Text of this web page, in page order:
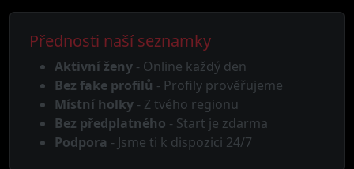
Přednosti naší seznamky
Aktivní ženy - Online každý den
Bez fake profilů - Profily prověřujeme
Místní holky - Z tvého regionu
Bez předplatného - Start je zdarma
Podpora - Jsme ti k dispozici 24/7